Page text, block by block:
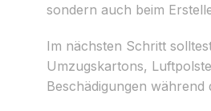
sondern auch beim
Im nächsten Schritt
Umzugskartons,
Beschädigungen während